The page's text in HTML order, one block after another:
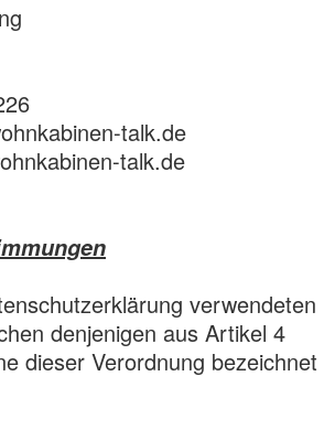
talk.de
talk.de
verwendeten
denjenigen aus Artikel 4
dieser Verordnung bezeichnet